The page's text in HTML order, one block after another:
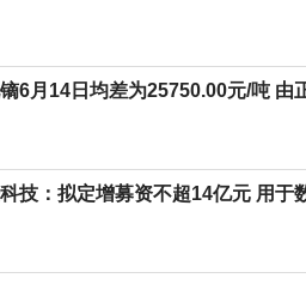
6月14日均差为25750.00元/吨 由
技：拟定增募资不超14亿元 用于